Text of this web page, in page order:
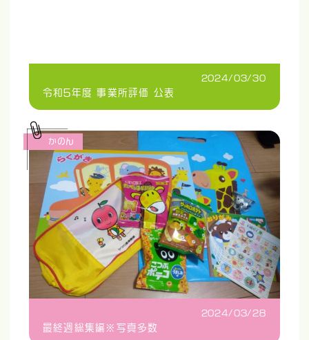
2024/03/30
令和5年度 事業所評価 公表
2024/03/28
最終週総集編※写真多数
かのん